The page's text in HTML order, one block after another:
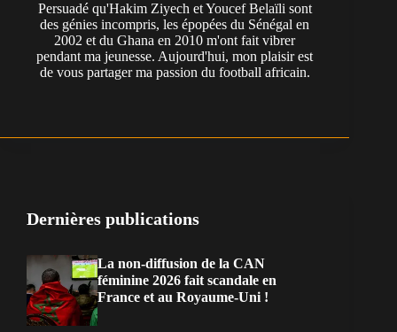
Persuadé qu'Hakim Ziyech et Youcef Belaïli sont
des génies incompris, les épopées du Sénégal en
2002 et du Ghana en 2010 m'ont fait vibrer
pendant ma jeunesse. Aujourd'hui, mon plaisir est
de vous partager ma passion du football africain.
Dernières publications
La non-diffusion de la CAN
féminine 2026 fait scandale en
France et au Royaume-Uni !